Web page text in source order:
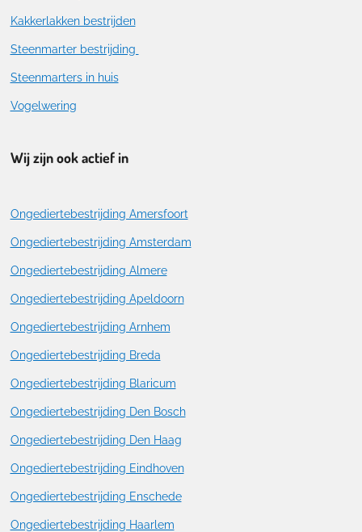
Kakkerlakken bestrijden
Steenmarter bestrijding
Steenmarters in huis
Vogelwering
Wij zijn ook actief in
Ongediertebestrijding Amersfoort
Ongediertebestrijding Amsterdam
Ongediertebestrijding Almere
Ongediertebestrijding Apeldoorn
Ongediertebestrijding Arnhem
Ongediertebestrijding Breda
Ongediertebestrijding Blaricum
Ongediertebestrijding Den Bosch
Ongediertebestrijding Den Haag
Ongediertebestrijding Eindhoven
Ongediertebestrijding Enschede
Ongediertebestrijding Haarlem